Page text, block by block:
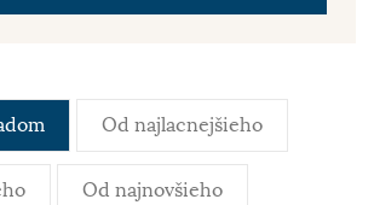
Od najlacnejšieho
Od najnovšieho